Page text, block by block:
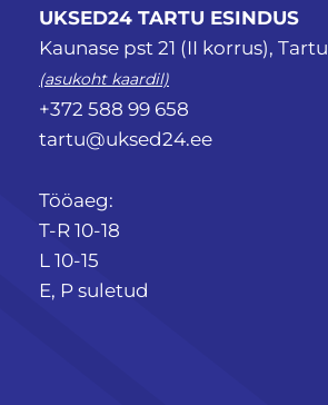
UKSED24 TARTU ESINDUS
Kaunase pst 21 (II korrus), Tartu
(asukoht kaardil)
+372 588 99 658
tartu@uksed24.ee
Tööaeg:
T-R 10-18
L 10-15
E, P suletud